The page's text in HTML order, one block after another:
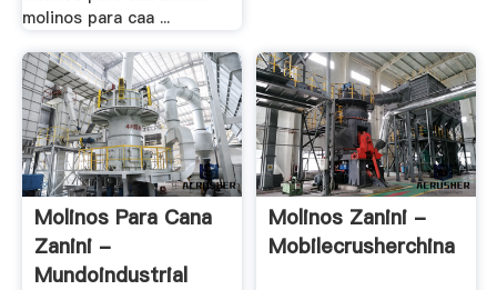
molinos para caa ...
Molinos Para Cana
Zanini -
Mundoindustrial
Molinos Zanini -
Mobilecrusherchina